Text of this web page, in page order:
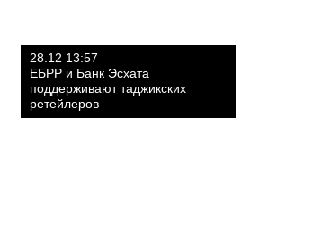
28.12 13:57
ЕБРР и Банк Эсхата
поддерживают таджикских
ретейлеров